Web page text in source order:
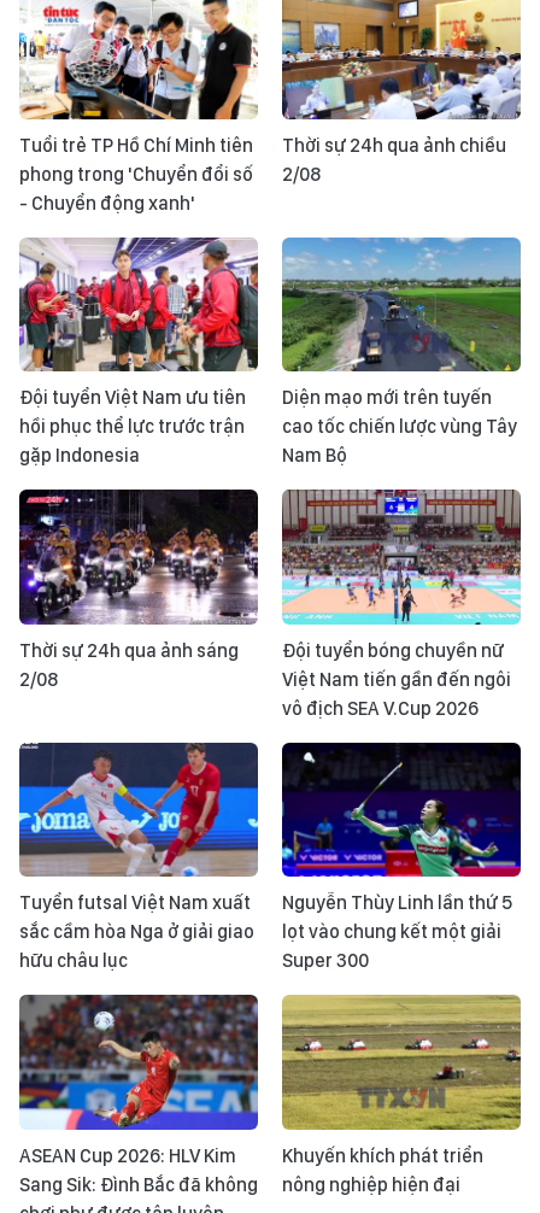
Tuổi trẻ TP Hồ Chí Minh tiên
phong trong 'Chuyển đổi số
- Chuyển động xanh'
Thời sự 24h qua ảnh chiều
2/08
Đội tuyển Việt Nam ưu tiên
hồi phục thể lực trước trận
gặp Indonesia
Diện mạo mới trên tuyến
cao tốc chiến lược vùng Tây
Nam Bộ
Thời sự 24h qua ảnh sáng
2/08
Đội tuyển bóng chuyền nữ
Việt Nam tiến gần đến ngôi
vô địch SEA V.Cup 2026
Tuyển futsal Việt Nam xuất
sắc cầm hòa Nga ở giải giao
hữu châu lục
Nguyễn Thùy Linh lần thứ 5
lọt vào chung kết một giải
Super 300
ASEAN Cup 2026: HLV Kim
Sang Sik: Đình Bắc đã không
Khuyến khích phát triển
nông nghiệp hiện đại